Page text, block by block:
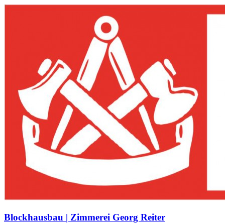
Blockhausbau | Zimmerei Georg Reiter